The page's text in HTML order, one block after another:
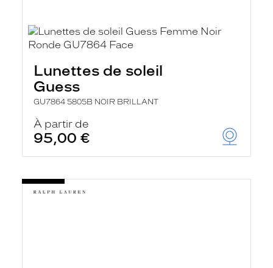
Lunettes de soleil
Guess
GU7864 5805B NOIR BRILLANT
À partir de
95,00 €